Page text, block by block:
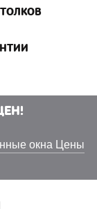
окна Цены